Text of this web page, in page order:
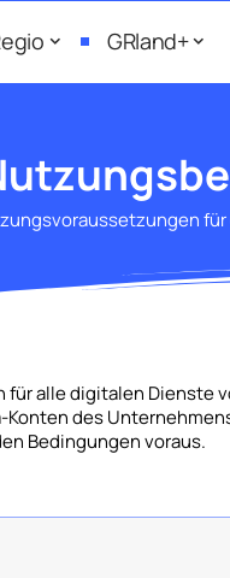
GRland+
alle digitalen Dienste
des
Bedingungen voraus.